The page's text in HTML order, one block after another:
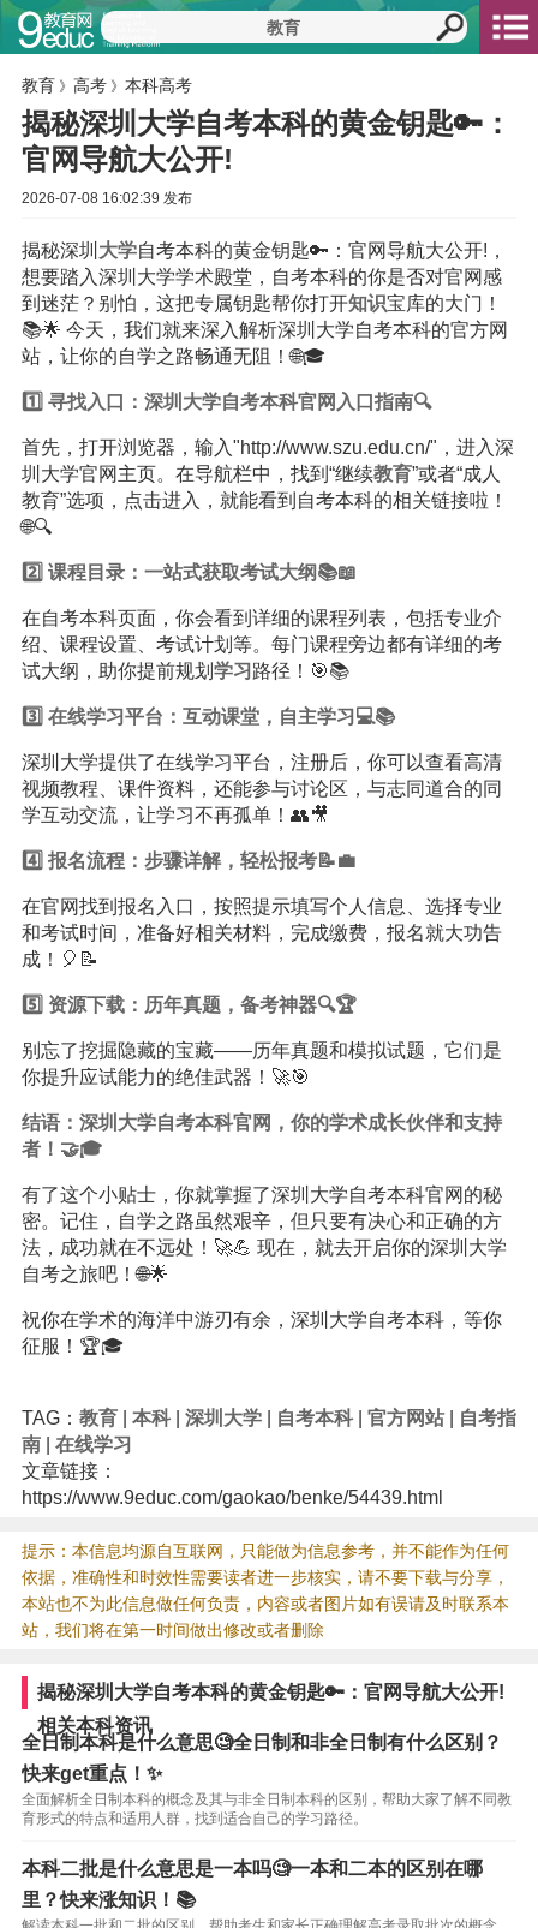
教育 》 高考》 本科高考
揭秘深圳大学自考本科的黄金钥匙🔑：
官网导航大公开!
2026-07-08 16:02:39 发布
揭秘深圳 大学自考本科的黄金钥匙🔑：官网导航大公开!，
想要踏入深圳大学学术殿堂，自考本科的你是否对官网感
到迷茫？别怕，这把专属钥匙帮你打开知识宝库的大门！
📚🌟 今天，我们就来深入解析深圳大学自考本科的官方网
站，让你的自学之路畅通无阻！🌐🎓
1️⃣ 寻找入口：深圳大学自考本科官网入口指南🔍
首先，打开浏览器，输入"http://www.szu.edu.cn/"，进入深
圳大学官网主页。在导航栏中，找到“继续教育”或者“成人
教育”选项，点击进入，就能看到自考本科的相关链接啦！
🌐🔍
2️⃣ 课程目录：一站式获取考试大纲📚📖
在自考本科页面，你会看到详细的课程列表，包括专业介
绍、课程设置、考试计划等。每门课程旁边都有详细的考
试大纲，助你提前规划 学习 路径！🎯📚
3️⃣ 在线学习平台：互动课堂，自主学习💻📚
深圳大学提供了在线学习平台，注册后，你可以查看高清
视频教程、课件资料，还能参与讨论区，与志同道合的同
学互动交流，让学习不再孤单！👥🎥
4️⃣ 报名流程：步骤详解，轻松报考📝💼
在官网找到报名入口，按照提示填写个人信息、选择专业
和考试时间，准备好相关材料，完成缴费，报名就大功告
成！🎈📝
5️⃣ 资源下载：历年真题，备考神器🔍🏆
别忘了挖掘隐藏的宝藏——历年真题和模拟试题，它们是
你提升应试能力的绝佳武器！🚀🎯
结语：深圳大学自考本科官网，你的学术成长伙伴和支持
者！🤝🎓
有了这个小贴士，你就掌握了深圳大学自考本科官网的秘
密。记住，自学之路虽然艰辛，但只要有决心和正确的方
法，成功就在不远处！🚀💪 现在，就去开启你的深圳大学
自考之旅吧！🌐🌟
祝你在学术的海洋中游刃有余，深圳大学自考本科，等你
征服！🏆🎓
TAG： 教育| 本科| 深圳大学| 自考本科| 官方网站|
自考指
南| 在线学习
文章链接：
https://www.9educ.com/gaokao/benke/54439.html
提示：本信息均源自互联网，只能做为信息参考，并不能作为任何
依据，准确性和时效性需要读者进一步核实，请不要下载与分享，
本站也不为此信息做任何负责，内容或者图片如有误请及时联系本
站，我们将在第一时间做出修改或者删除
揭秘深圳大学自考本科的黄金钥匙🔑：官网导航大公开!
相关本科资讯
全日制本科是什么意思🧐全日制和非全日制有什么区别？
快来get重点！✨
全面解析全日制本科的概念及其与非全日制本科的区别，帮助大家了解不同教
育形式的特点和适用人群，找到适合自己的学习路径。
本科二批是什么意思是一本吗🧐一本和二本的区别在哪
里？快来涨知识！📚